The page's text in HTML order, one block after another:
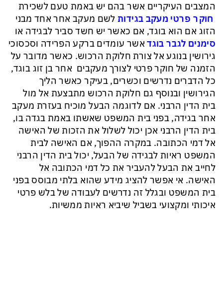
המצבים העיקריים אשר בהם יש באמת טעם לשכירת
חוקר פרטי מעקב בגידות לשם מעקב אחר אחד מבני
הזוג אם הוא בוגד, אם כאשר יש חשד סביר לבגידה או
סימנים לגבר בוגדאשר עומדים ברקע הפרידה וסכסוכי
גירושין בנוגע אל צורת חלוקת הרכוש. כאשר מדובר על
הזמנה של חוקר פרטי לצורך מעקבים אחר בן זוג בוגד,
כל הדברים נדרשים וכשרים, בעיקר כאשר הליך
הגירושין ובנוסף גם חלוקת הרכוש מתבצעת אל מול
בית הדין הרבני. אם לדוגמה הבעל מוכיח בעזרת מעקב
אחר בגידה, בפני בית המשפט שאשתו באמת בגדה בו,
בית הדין הרבני אכן יכול לשלול את הזכות של האישה
אל דמי הכתובה. במקרה ההפוך, אם האישה לבית
המשפט ראיות לבגידה של הבעל, יכול בית הדין הרבני
לחייב את הבעל להעביר את כל דמי הכתובה אל
האישה. אי אפשר להציג מידע שהוא בלתי מבוסס בפני
בית המשפט ובגלל זה נדרשים לעבודה של בלש פרטי
איכותי ומקצועי בשביל שיביא ראיות ממשיות.